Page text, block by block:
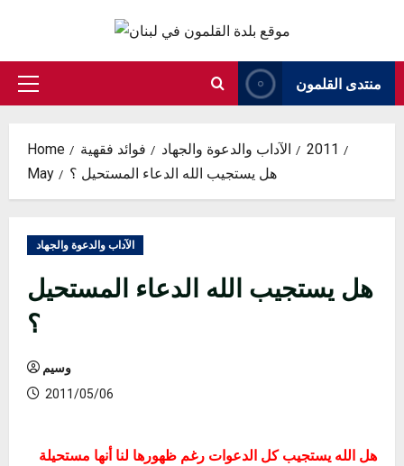
content
Primary
منتدى القلمون
Home فوائد فقهية الآداب والدعوة والجهاد
2011
May
هل يستجيب الله الدعاء المستحيل ؟
الآداب والدعوة والجهاد
هل يستجيب الله الدعاء المستحيل
؟
وسيم
2011/05/06
هل الله يستجيب كل الدعوات رغم ظهورها لنا أنها مستحيلة